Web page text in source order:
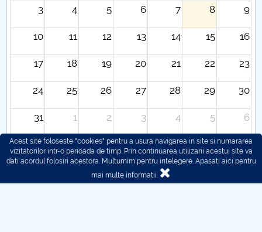
3 4 5 6 7 8 9
10 11 12 13 14 15 16
17 18 19 20 21 22 23
24 25 26 27 28 29 30
31 1 2 3 4 5 6
Acest site foloseste "cookies" pentru a usura navigarea in site si numararea
vizitatorilor intr-o perioada de timp. Prin continuarea utilizarii acestui site va
dati acordul folosiri acestora. Multumim pentru intelegere. Apasati aici pentru
mai multe informatii.